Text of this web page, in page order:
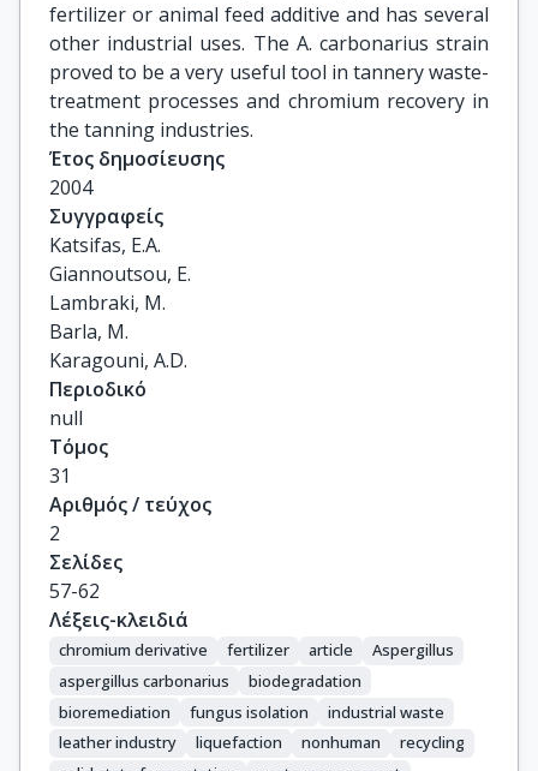
fertilizer or animal feed additive and has several
other industrial uses. The A. carbonarius strain
proved to be a very useful tool in tannery waste-
treatment processes and chromium recovery in
the tanning industries.
Έτος δημοσίευσης
2004
Συγγραφείς
Katsifas, E.A.
Giannoutsou, E.
Lambraki, M.
Barla, M.
Karagouni, A.D.
Περιοδικό
null
Τόμος
31
Αριθμός / τεύχος
2
Σελίδες
57-62
Λέξεις-κλειδιά
chromium derivative fertilizer article
Aspergillus
aspergillus carbonarius
biodegradation
bioremediation
fungus isolation
industrial waste
leather industry
liquefaction nonhuman
recycling